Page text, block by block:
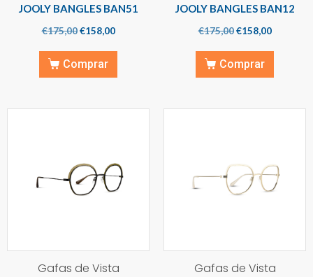
JOOLY BANGLES BAN51
€175,00 €158,00
Comprar
JOOLY BANGLES BAN12
€175,00 €158,00
Comprar
Gafas de Vista Gafas de Vista